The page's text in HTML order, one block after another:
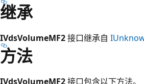
继承
IVdsVolumeMF2接口继承自
方法
IVdsVolumeMF2接口包含以下方法。